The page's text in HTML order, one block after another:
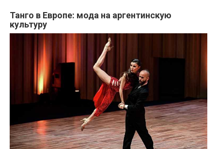
Танго в Европе: мода на аргентинскую
культуру